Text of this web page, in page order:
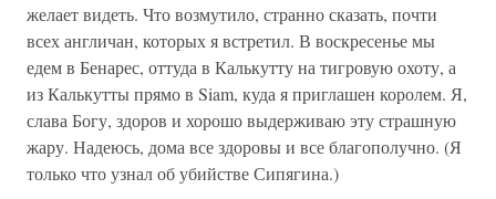
желает видеть. Что возмутило, странно сказать, почти
всех англичан, которых я встретил. В воскресенье мы
едем в Бенарес, оттуда в Калькутту на тигровую охоту, а
из Калькутты прямо в Siam, куда я приглашен королем. Я,
слава Богу, здоров и хорошо выдерживаю эту страшную
жару. Надеюсь, дома все здоровы и все благополучно. (Я
только что узнал об убийстве Сипягина.)